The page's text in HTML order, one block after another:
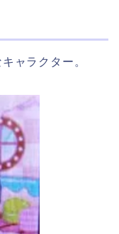
ャラクター。